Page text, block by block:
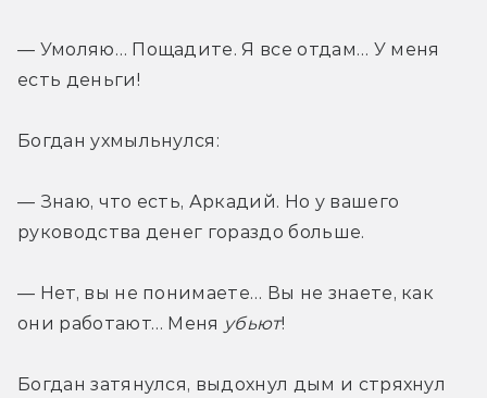
— Умоляю… Пощадите. Я все отдам… У меня
есть деньги!
Богдан ухмыльнулся:
— Знаю, что есть, Аркадий. Но у вашего
руководства денег гораздо больше.
— Нет, вы не понимаете… Вы не знаете, как
они работают… Меня убьют!
Богдан затянулся, выдохнул дым и стряхнул